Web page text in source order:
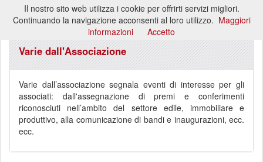
Varie dall'Associazione
Varie dall’associazione segnala eventi di interesse per gli
associati: dall'assegnazione di premi e conferimenti
riconosciuti nell’ambito del settore edile, immobiliare e
produttivo, alla comunicazione di bandi e inaugurazioni, ecc.
ecc.
Il nostro sito web utilizza i cookie per offrirti servizi migliori.
Continuando la navigazione acconsenti al loro utilizzo. Maggiori
informazioni
Accetto